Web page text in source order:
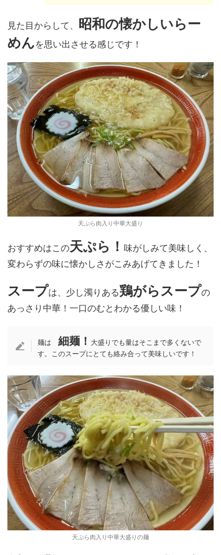
見た目からして、 昭和の懐かしいらー
めんを思い出させる感じです！
天ぷら肉入り中華大盛り
おすすめはこの天ぷら！ 味がしみて美味しく、
変わらずの味に懐かしさがこみあげてきました！
スープは、少し濁りある鶏がらスープの
あっさり中華！一口のむとわかる優しい味！
麺は細麺！ 大盛りでも量はそこまで多くないで
す。このスープにとても絡み合って美味しいです！
天ぷら肉入り中華大盛りの麺